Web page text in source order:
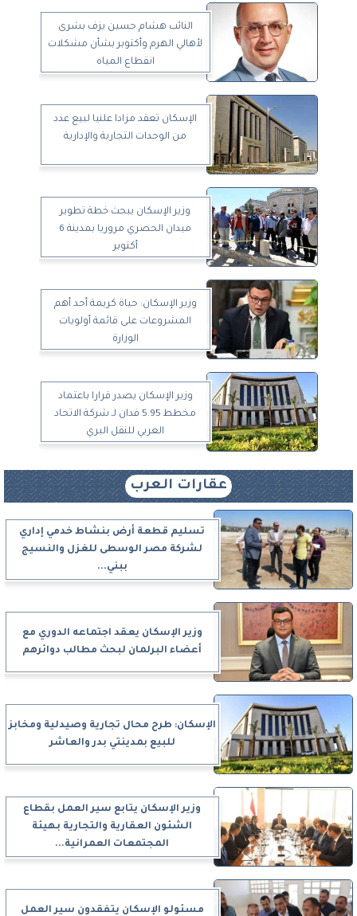
النائب هشام حسين يزف بشرى
لأهالي الهرم وأكتوبر بشأن مشكلات
انقطاع المياه
الإسكان تعقد مزادا علنيا لبيع عدد
من الوحدات التجارية والإدارية
وزير الإسكان يبحث خطة تطوير
ميدان الحصري مروريا بمدينة 6
أكتوبر
وزير الإسكان: حياة كريمة أحد أهم
المشروعات على قائمة أولويات
الوزارة
وزير الإسكان يصدر قرارا باعتماد
مخطط 5.95 فدان لـ شركة الاتحاد
العربي للنقل البري
عقارات العرب
تسليم قطعة أرض بنشاط خدمي إداري
لشركة مصر الوسطى للغزل والنسيج
ببني...
وزير الإسكان يعقد اجتماعه الدوري مع
أعضاء البرلمان لبحث مطالب دوائرهم
الإسكان: طرح محال تجارية وصيدلية ومخابز
للبيع بمدينتي بدر والعاشر
وزير الإسكان يتابع سير العمل بقطاع
الشئون العقارية والتجارية بهيئة
المجتمعات العمرانية...
مسئولو الإسكان يتفقدون سير العمل